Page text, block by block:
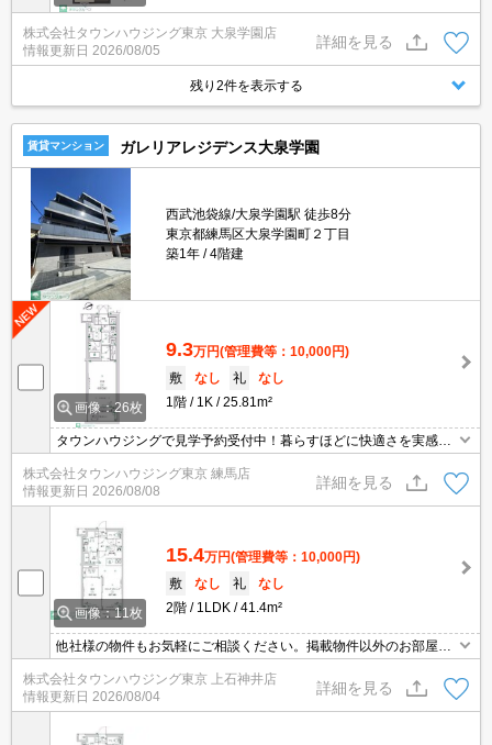
株式会社タウンハウジング東京 大泉学園店
情報更新日 2026/08/05
詳細を見る
残り2件を表示する
賃貸マンション ガレリアレジデンス大泉学園
西武池袋線/大泉学園駅 徒歩8分
東京都練馬区大泉学園町２丁目
築1年
4階建
画像：26枚
9.3万円(管理費等：10,000円)
敷
なし 礼
なし
1階
1K 25.81m²
タウンハウジングで見学予約受付中！暮らすほどに快適さを実感で
きる設備仕様！駅前商業施設の多さ！日常の買い物に便利！
株式会社タウンハウジング東京 練馬店
情報更新日 2026/08/08
詳細を見る
画像：11枚
15.4万円(管理費等：10,000円)
敷
なし 礼
なし
2階
1LDK 41.4m²
他社様の物件もお気軽にご相談ください。掲載物件以外のお部屋も
ご紹介出来ます。明るく元気なスタッフが丁寧にご対応させていた
だきます。当店ならオンラインで見学・接客可能です！お気軽にお
問い合わせ下さい☆★
株式会社タウンハウジング東京 上石神井店
情報更新日 2026/08/04
詳細を見る